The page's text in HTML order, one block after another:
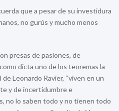
que a pesar de su investidura
no gurús y mucho menos
presas de pasiones, de
dicta uno de los teoremas la
Leonardo Ravier, “viven en un
y de incertidumbre e
no lo saben todo y no tienen todo